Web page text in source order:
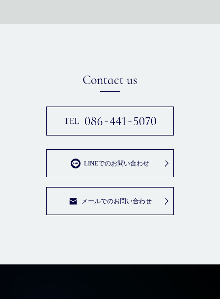
Contact us
LINEでのお問い合わせ
メールでのお問い合わせ